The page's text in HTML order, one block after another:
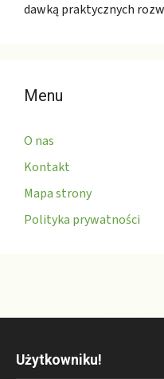
dawką praktycznych
Menu
O nas
Kontakt
Mapa strony
Polityka prywatności
Użytkowniku!